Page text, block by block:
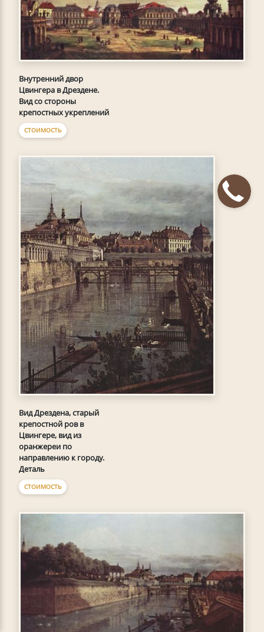
Внутренний двор
Цвингера в Дрездене.
Вид со стороны
крепостных укреплений
СТОИМОСТЬ
Вид Дрездена, старый
крепостной ров в
Цвингере, вид из
оранжереи по
направлению к городу.
Деталь
СТОИМОСТЬ